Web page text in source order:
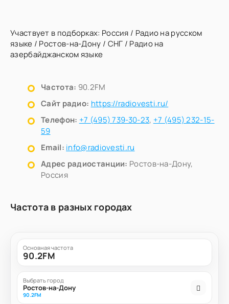
Участвует в подборках: Россия / Радио на русском
языке / Ростов-на-Дону / СНГ / Радио на
азербайджанском языке
Частота: 90.2FM
Сайт радио: https://radiovesti.ru/
Телефон: +7 (495) 739-30-23, +7 (495) 232-15-
59
Email: info@radiovesti.ru
Адрес радиостанции: Ростов-на-Дону,
Россия
Частота в разных городах
Основная частота
90.2FM
Выбрать город
Ростов-на-Дону
90.2FM